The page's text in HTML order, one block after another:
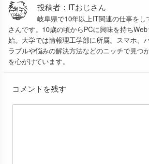
投稿者：ITおじさん
岐阜県で10年以上IT関連の仕事をし
さんです。10歳の頃からPCに興味を持ち
始。大学では情報理工学部に所属。スマホ、
ラブルや悩みの解決方法などのニッチで見つ
を心がけています。
コメントを残す